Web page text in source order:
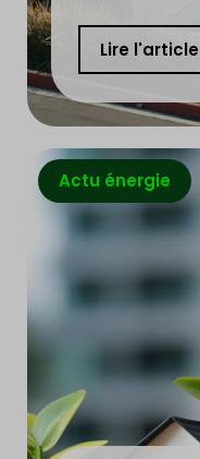
Lire l'article
Actu énergie